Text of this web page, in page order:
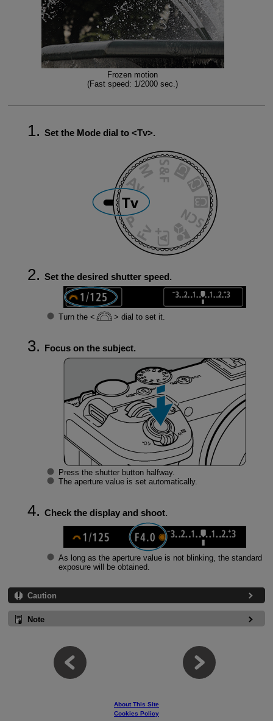
Frozen motion
(Fast speed: 1/2000 sec.)
Set the Mode dial to Tv .
Set the desired shutter speed.
Turn the dial to set it.
Focus on the subject.
Press the shutter button halfway.
The aperture value is set automatically.
Check the display and shoot.
As long as the aperture value is not blinking, the standard
exposure will be obtained.
Caution
Note
About This Site
Cookies Policy